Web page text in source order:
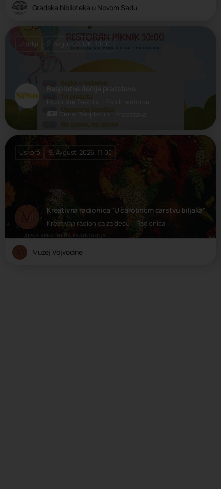
Gradska biblioteka u Novom Sadu
Besplatne dečije predstave
Pozorište Teatrilo - Piknik restoran
Cena: Besplatno
U toku 2. Avgust, 2026. 10:00
Kreativna radionica "U čarobnom carstvu biljaka"
Kreativna radionica za decu Radionica
Uskoro 9. Avgust, 2026. 11:00
Muzej Vojvodine